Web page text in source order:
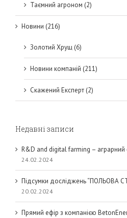
Таємний агроном (2)
Новини (216)
Золотий Хрущ (6)
Новини компаній (211)
Скажений Експерт (2)
Недавні записи
R&D and digital farming – аграрний
24.02.2024
Підсумки досліджень “ПОЛЬОВА
20.02.2024
Прямий ефір з компанією